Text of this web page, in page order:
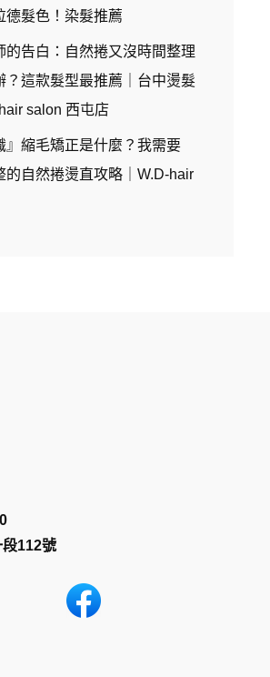
德髮色！染髮推薦
的告白：自然捲又沒時間整理
？這款髮型最推薦｜台中燙髮
salon 西屯店
』縮毛矯正是什麼？我需要
的自然捲燙直攻略｜W.D-hair
112號